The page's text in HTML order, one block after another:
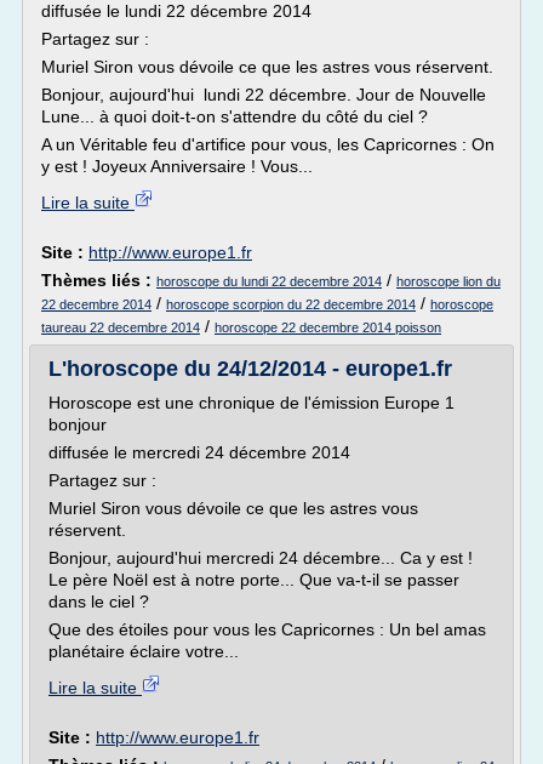
diffusée le lundi 22 décembre 2014
Partagez sur :
Muriel Siron vous dévoile ce que les astres vous réservent.
Bonjour, aujourd'hui lundi 22 décembre. Jour de Nouvelle
Lune... à quoi doit-t-on s'attendre du côté du ciel ?
A un Véritable feu d'artifice pour vous, les Capricornes : On
y est ! Joyeux Anniversaire ! Vous...
Lire la suite
Site : http://www.europe1.fr
Thèmes liés : horoscope du lundi 22 decembre 2014 / horoscope lion du
22 decembre 2014 / horoscope scorpion du 22 decembre 2014 / horoscope
taureau 22 decembre 2014 / horoscope 22 decembre 2014 poisson
L'horoscope du 24/12/2014 - europe1.fr
Horoscope est une chronique de l'émission Europe 1
bonjour
diffusée le mercredi 24 décembre 2014
Partagez sur :
Muriel Siron vous dévoile ce que les astres vous
réservent.
Bonjour, aujourd'hui mercredi 24 décembre... Ca y est !
Le père Noël est à notre porte... Que va-t-il se passer
dans le ciel ?
Que des étoiles pour vous les Capricornes : Un bel amas
planétaire éclaire votre...
Lire la suite
Site : http://www.europe1.fr